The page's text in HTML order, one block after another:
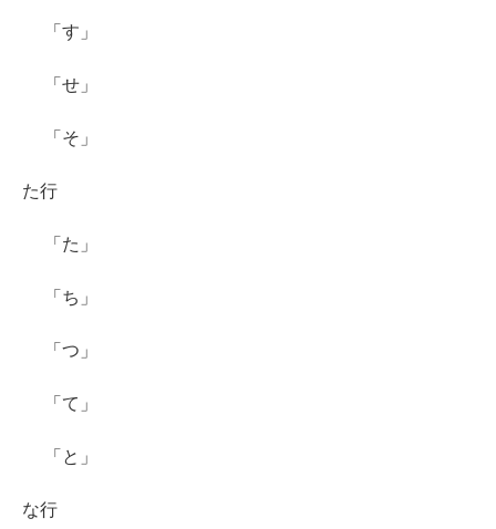
「す」
「せ」
「そ」
た行
「た」
「ち」
「つ」
「て」
「と」
な行